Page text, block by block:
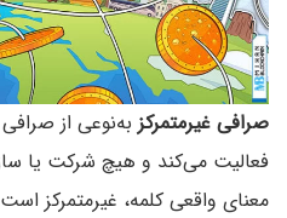
صرافی غیرمتمرکز به‌نوعی از
فعالیت می‌کند و هیچ شرکت یا
معنای واقعی کلمه، غیرمتمرکز